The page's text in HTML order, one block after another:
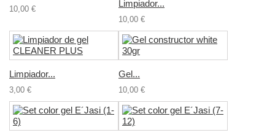
10,00 €
Limpiador...
10,00 €
Limpiador...
3,00 €
Gel...
10,00 €